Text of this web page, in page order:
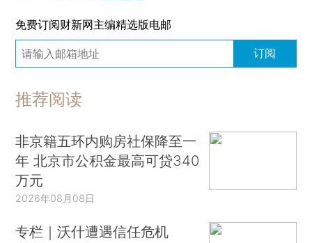
免费订阅财新网主编精选版电邮
订阅
推荐阅读
非京籍五环内购房社保降至一
年 北京市公积金最高可贷340
万元
2026年08月08日
专栏｜沃什遭遇信任危机